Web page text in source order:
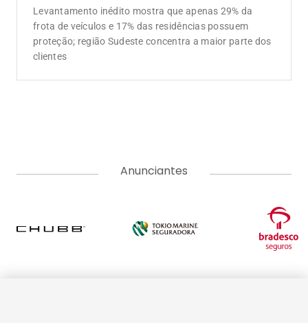
Levantamento inédito mostra que apenas 29% da
frota de veículos e 17% das residências possuem
proteção; região Sudeste concentra a maior parte dos
clientes
Anunciantes